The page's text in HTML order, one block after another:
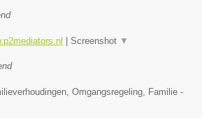
Screenshot ▼
Omgangsregeling, Familie -